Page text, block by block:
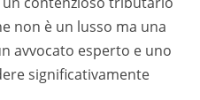
non è un lusso ma una
avvocato esperto e uno
significativamente